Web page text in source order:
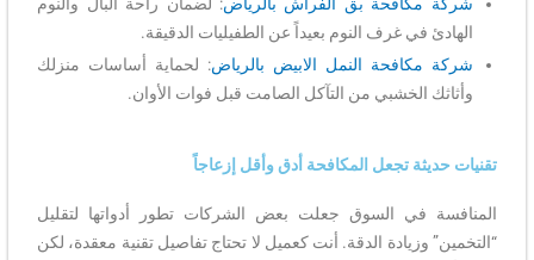
الهادئ في غرف النوم بعيداً عن الطفيليات الدقيقة.
شركة مكافحة النمل الابيض بالرياض: لحماية أساسات منزلك
وأثاثك الخشبي من التآكل الصامت قبل فوات الأوان.
تقنيات حديثة تجعل المكافحة أدق وأقل إزعاجاً
المنافسة في السوق جعلت بعض الشركات تطور أدواتها لتقليل
“التخمين” وزيادة الدقة. أنت كعميل لا تحتاج تفاصيل تقنية معقدة، لكن